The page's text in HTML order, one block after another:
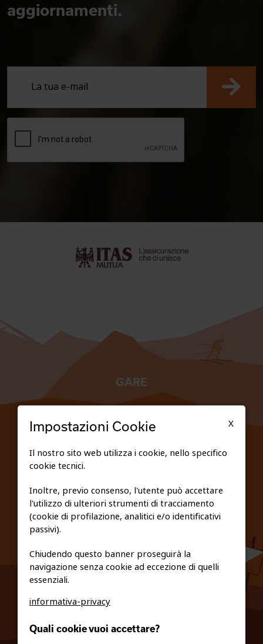
aggiornamenti.
GARE
PRIVACY E COOKIE POLICY
info@fiso.it|fiso@pec-mail.eu
X
Impostazioni Cookie
Il nostro sito web utilizza i cookie, nello specifico
cookie tecnici.
Inoltre, previo consenso, l'utente può accettare
l'utilizzo di ulteriori strumenti di tracciamento
(cookie di profilazione, analitici e/o identificativi
passivi).
Chiudendo questo banner proseguirà la
navigazione senza cookie ad eccezione di quelli
essenziali.
informativa-privacy
Quali cookie vuoi accettare?